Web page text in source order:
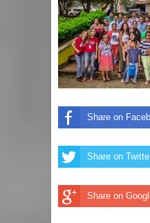
Share on
Share on
Share on